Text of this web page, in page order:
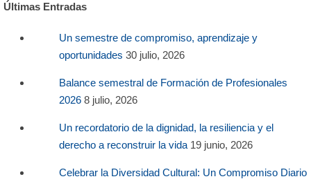
Últimas Entradas
Un semestre de compromiso, aprendizaje y
oportunidades 30 julio, 2026
Balance semestral de Formación de Profesionales
2026 8 julio, 2026
Un recordatorio de la dignidad, la resiliencia y el
derecho a reconstruir la vida 19 junio, 2026
Celebrar la Diversidad Cultural: Un Compromiso Diario